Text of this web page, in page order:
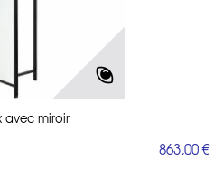
avec miroir
863,00 €